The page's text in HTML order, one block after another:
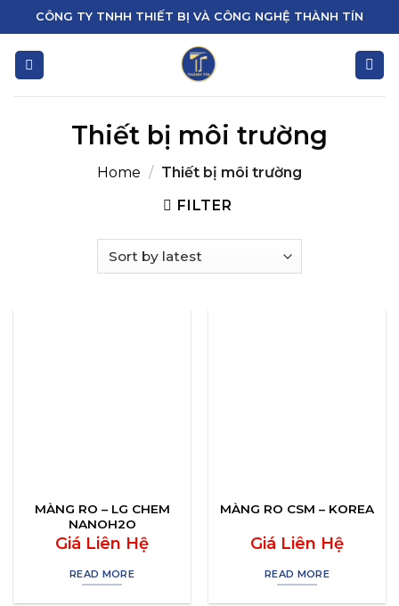
to
content
CÔNG TY TNHH THIẾT BỊ VÀ CÔNG NGHỆ THÀNH TÍN
Thiết bị môi trường
Home / Thiết bị môi trường
FILTER
MÀNG RO – LG CHEM
NANOH2O
Giá Liên Hệ
READ MORE
MÀNG RO CSM – KOREA
Giá Liên Hệ
READ MORE